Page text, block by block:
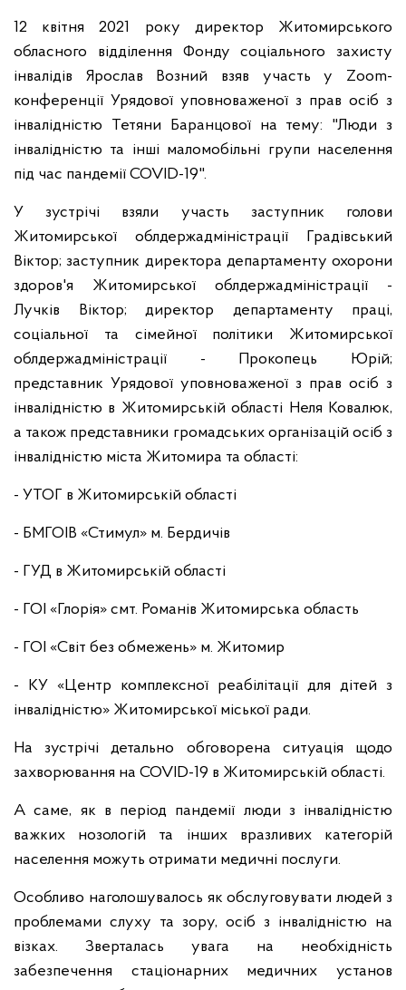
12 квітня 2021 року директор Житомирського
обласного відділення Фонду соціального захисту
інвалідів Ярослав Возний взяв участь у Zoom-
конференції Урядової уповноваженої з прав осіб з
інвалідністю Тетяни Баранцової на тему: "Люди з
інвалідністю та інші маломобільні групи населення
під час пандемії COVID-19".
У зустрічі взяли участь заступник голови
Житомирської облдержадміністрації Градівський
Віктор; заступник директора департаменту охорони
здоров'я Житомирської облдержадміністрації -
Лучків Віктор; директор департаменту праці,
соціальної та сімейної політики Житомирської
облдержадміністрації - Прокопець Юрій;
представник Урядової уповноваженої з прав осіб з
інвалідністю в Житомирській області Неля Ковалюк,
а також представники громадських організацій осіб з
інвалідністю міста Житомира та області:
- УТОГ в Житомирській області
- БМГОІВ «Стимул» м. Бердичів
- ГУД в Житомирській області
- ГОІ «Глорія» смт. Романів Житомирська область
- ГОІ «Світ без обмежень» м. Житомир
- КУ «Центр комплексної реабілітації для дітей з
інвалідністю» Житомирської міської ради.
На зустрічі детально обговорена ситуація щодо
захворювання на COVID-19 в Житомирській області.
А саме, як в період пандемії люди з інвалідністю
важких нозологій та інших вразливих категорій
населення можуть отримати медичні послуги.
Особливо наголошувалось як обслуговувати людей з
проблемами слуху та зору, осіб з інвалідністю на
візках. Зверталась увага на необхідність
забезпечення стаціонарних медичних установ